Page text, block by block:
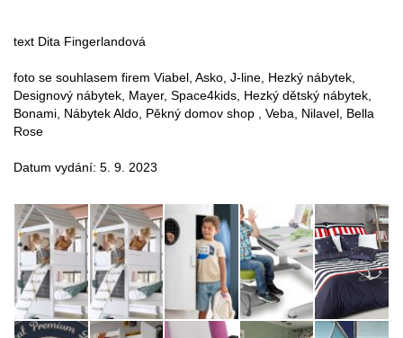
text Dita Fingerlandová
foto se souhlasem firem Viabel, Asko, J-line, Hezký nábytek,
Designový nábytek, Mayer, Space4kids, Hezký dětský nábytek,
Bonami, Nábytek Aldo, Pěkný domov shop , Veba, Nilavel, Bella
Rose
Datum vydání: 5. 9. 2023